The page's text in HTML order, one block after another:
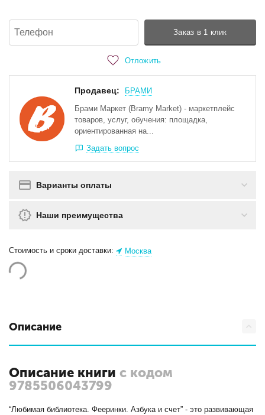
Заказ в 1 клик
Отложить
Продавец:
БРАМИ
Брами Маркет (Bramy Market) - маркетплейс
товаров, услуг, обучения: площадка,
ориентированная на...
Задать вопрос
Варианты оплаты
Наши преимущества
Стоимость и сроки доставки: Москва
Описание
Описание книги с кодом
9785506043799
“Любимая библиотека. Фееринки. Азбука и счет” - это развивающая